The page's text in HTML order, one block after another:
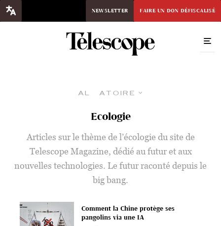
NEWSLETTER FAIRE UN DON DÉFISCALISÉ
Aléatoire
Ecologie
Articles sur le thème de l’écologie du site de
Telescope Magazine, dédié au futur et aux
nouvelles technologies. Le futur raconté depuis le
big bang.
Comment la Chine protège ses
pangolins via une IA